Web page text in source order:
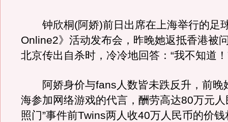
钟欣桐(阿娇)前日出席在上海举行的足
Online2》活动发布会，昨晚她返抵香港被
北京传出自杀时，冷冷地回答：“我不知道！
阿娇身价与fans人数皆未跌反升，前晚
海参加网络游戏的代言，酬劳高达80万元人
照门”事件前Twins两人收40万人民币的价